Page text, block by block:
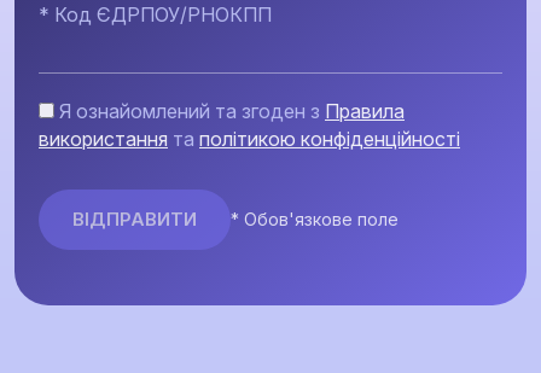
* Код ЄДРПОУ/РНОКПП
Я ознайомлений та згоден з Правила
використання та політикою конфіденційності
* Обов'язкове поле